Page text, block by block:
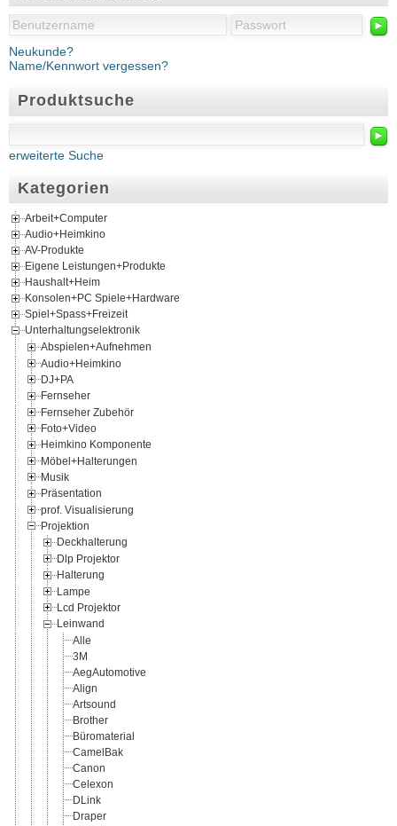
►
Neukunde?
Name/Kennwort vergessen?
Produktsuche
►
erweiterte Suche
Kategorien
Arbeit+Computer
Audio+Heimkino
AV-Produkte
Eigene Leistungen+Produkte
Haushalt+Heim
Konsolen+PC Spiele+Hardware
Spiel+Spass+Freizeit
Unterhaltungselektronik
Abspielen+Aufnehmen
Audio+Heimkino
DJ+PA
Fernseher
Fernseher Zubehör
Foto+Video
Heimkino Komponente
Möbel+Halterungen
Musik
Präsentation
prof. Visualisierung
Projektion
Deckhalterung
Dlp Projektor
Halterung
Lampe
Lcd Projektor
Leinwand
Alle
3M
AegAutomotive
Align
Artsound
Brother
Büromaterial
CamelBak
Canon
Celexon
DLink
Draper